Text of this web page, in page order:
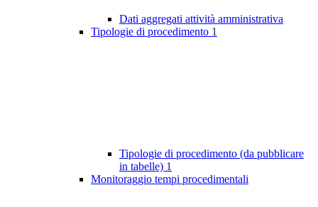
Dati aggregati attività amministrativa
Tipologie di procedimento 1
Tipologie di procedimento (da pubblicare
in tabelle) 1
Monitoraggio tempi procedimentali